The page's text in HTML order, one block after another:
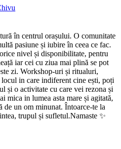
în centrul orașului. O comunitate
pasiune și iubire în ceea ce fac.
nivel și disponibilitate, pentru
iar cei cu ziua mai plină se pot
zi. Workshop-uri și ritualuri,
in care indiferent cine ești, poți
și o activitate cu care vei rezona și
mica in lumea asta mare și agitată,
de un om minunat. Întoarce-te la
trupul și sufletul.Namaste ✨